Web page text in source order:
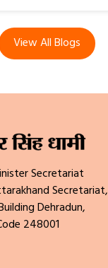
View All Blogs
Secretariat
Secretariat,
Dehradun,
248001